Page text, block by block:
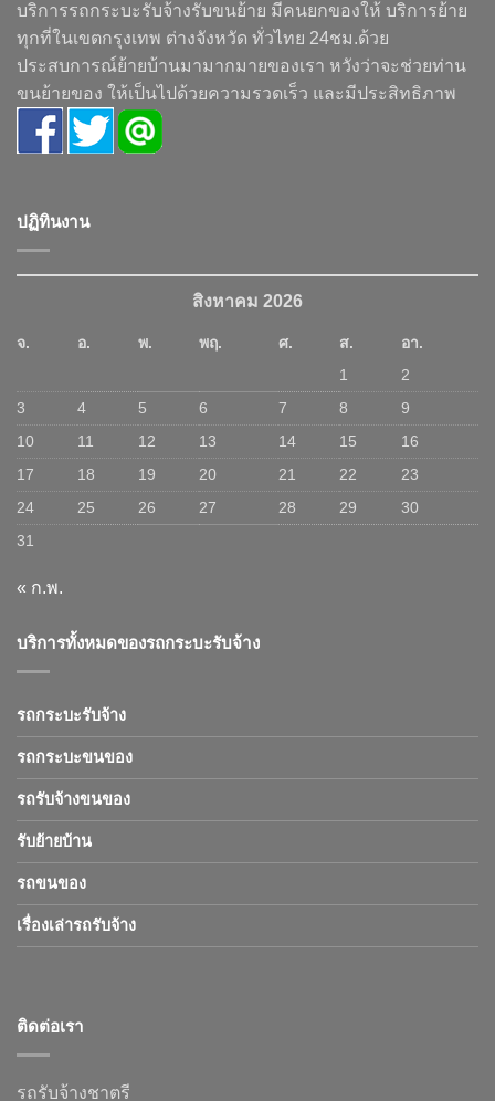
บริการรถกระบะรับจ้างรับขนย้าย มีคนยกของให้ บริการย้าย
ทุกที่ในเขตกรุงเทพ ต่างจังหวัด ทั่วไทย 24ชม.ด้วย
ประสบการณ์ย้ายบ้านมามากมายของเรา หวังว่าจะช่วยท่าน
ขนย้ายของ ให้เป็นไปด้วยความรวดเร็ว และมีประสิทธิภาพ
ปฏิทินงาน
สิงหาคม 2026
จ. อ. พ. พฤ. ศ. ส.
อา.
1
2
3
4 5 6 7 8
9
10
11 12 13 14 15
16
17
18 19 20 21 22
23
24
25 26 27 28 29
30
31
« ก.พ.
บริการทั้งหมดของรถกระบะรับจ้าง
รถกระบะรับจ้าง
รถกระบะขนของ
รถรับจ้างขนของ
รับย้ายบ้าน
รถขนของ
เรื่องเล่ารถรับจ้าง
ติดต่อเรา
รถรับจ้างชาตรี